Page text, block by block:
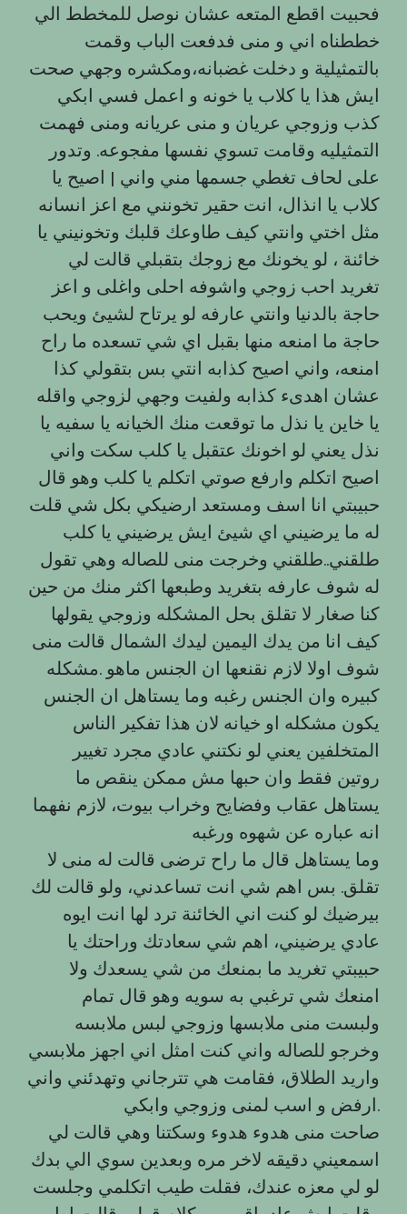
فحبيت اقطع المتعه عشان نوصل للمخطط الي
خططناه اني و منى فدفعت الباب وقمت
بالتمثيلية و دخلت غضبانه،ومكشره وجهي صحت
ايش هذا يا كلاب یا خونه و اعمل فسي ابكي
كذب وزوجي عريان و منى عريانه ومنى فهمت
التمثيليه وقامت تسوي نفسها مفجوعه. وتدور
على لحاف تغطي جسمها مني واني | اصیح یا
کلاب یا انذال، انت حقير تخونني مع اعز انسانه
مثل اختي وانتي كيف طاوعك قلبك وتخونيني يا
خائنة ، لو يخونك مع زوجك بتقبلي قالت لي
تغريد احب زوجي واشوفه احلى واغلى و اعز
حاجة بالدنيا وانتي عارفه لو يرتاح لشيئ ويحب
حاجة ما امنعه منها بقبل اي شي تسعده ما راح
امنعه، واني اصيح كذابه انتي بس بتقولي كذا
عشان اهدىء كذابه ولفيت وجهي لزوجي واقله
یا خاین یا نذل ما توقعت منك الخيانه یا سفیه یا
نذل يعني لو اخونك عتقبل يا كلب سكت واني
اصيح اتكلم وارفع صوتي اتكلم يا كلب وهو قال
حبيبتي انا اسف ومستعد ارضيكي بكل شي قلت
له ما يرضيني اي شيئ ايش يرضيني يا كلب
طلقني..طلقني وخرجت منى للصاله وهي تقول
له شوف عارفه بتغريد وطبعها اكثر منك من حين
كنا صغار لا تقلق بحل المشكله وزوجي يقولها
كيف انا من يدك اليمين ليدك الشمال قالت منى
شوف اولا لازم نقنعها ان الجنس ماهو .مشكله
كبيره وان الجنس رغبه وما يستاهل ان الجنس
يكون مشكله او خيانه لان هذا تفكير الناس
المتخلفين يعني لو نكتني عادي مجرد تغيير
روتين فقط وان حبها مش ممكن ينقص ما
يستاهل عقاب وفضايح وخراب بيوت، لازم نفهما
انه عباره عن شهوه ورغبه
وما يستاهل قال ما راح ترضى قالت له منى لا
تقلق. بس اهم شي انت تساعدني، ولو قالت لك
بيرضيك لو كنت اني الخائنة ترد لها انت ايوه
عادي يرضيني، اهم شي سعادتك وراحتك يا
حبيبتي تغريد ما بمنعك من شي يسعدك ولا
امنعك شي ترغبي به سويه وهو قال تمام
ولبست منى ملابسها وزوجي لبس ملابسه
وخرجو للصاله واني كنت امثل اني اجهز ملابسي
واريد الطلاق، فقامت هي تترجاني وتهدئني واني
ارفض و اسب لمنى وزوجي وابكي.
صاحت منى هدوء هدوء وسكتنا وهي قالت لي
اسمعيني دقيقه لاخر مره وبعدين سوي الي بدك
لو لي معزه عندك، فقلت طيب اتكلمي وجلست